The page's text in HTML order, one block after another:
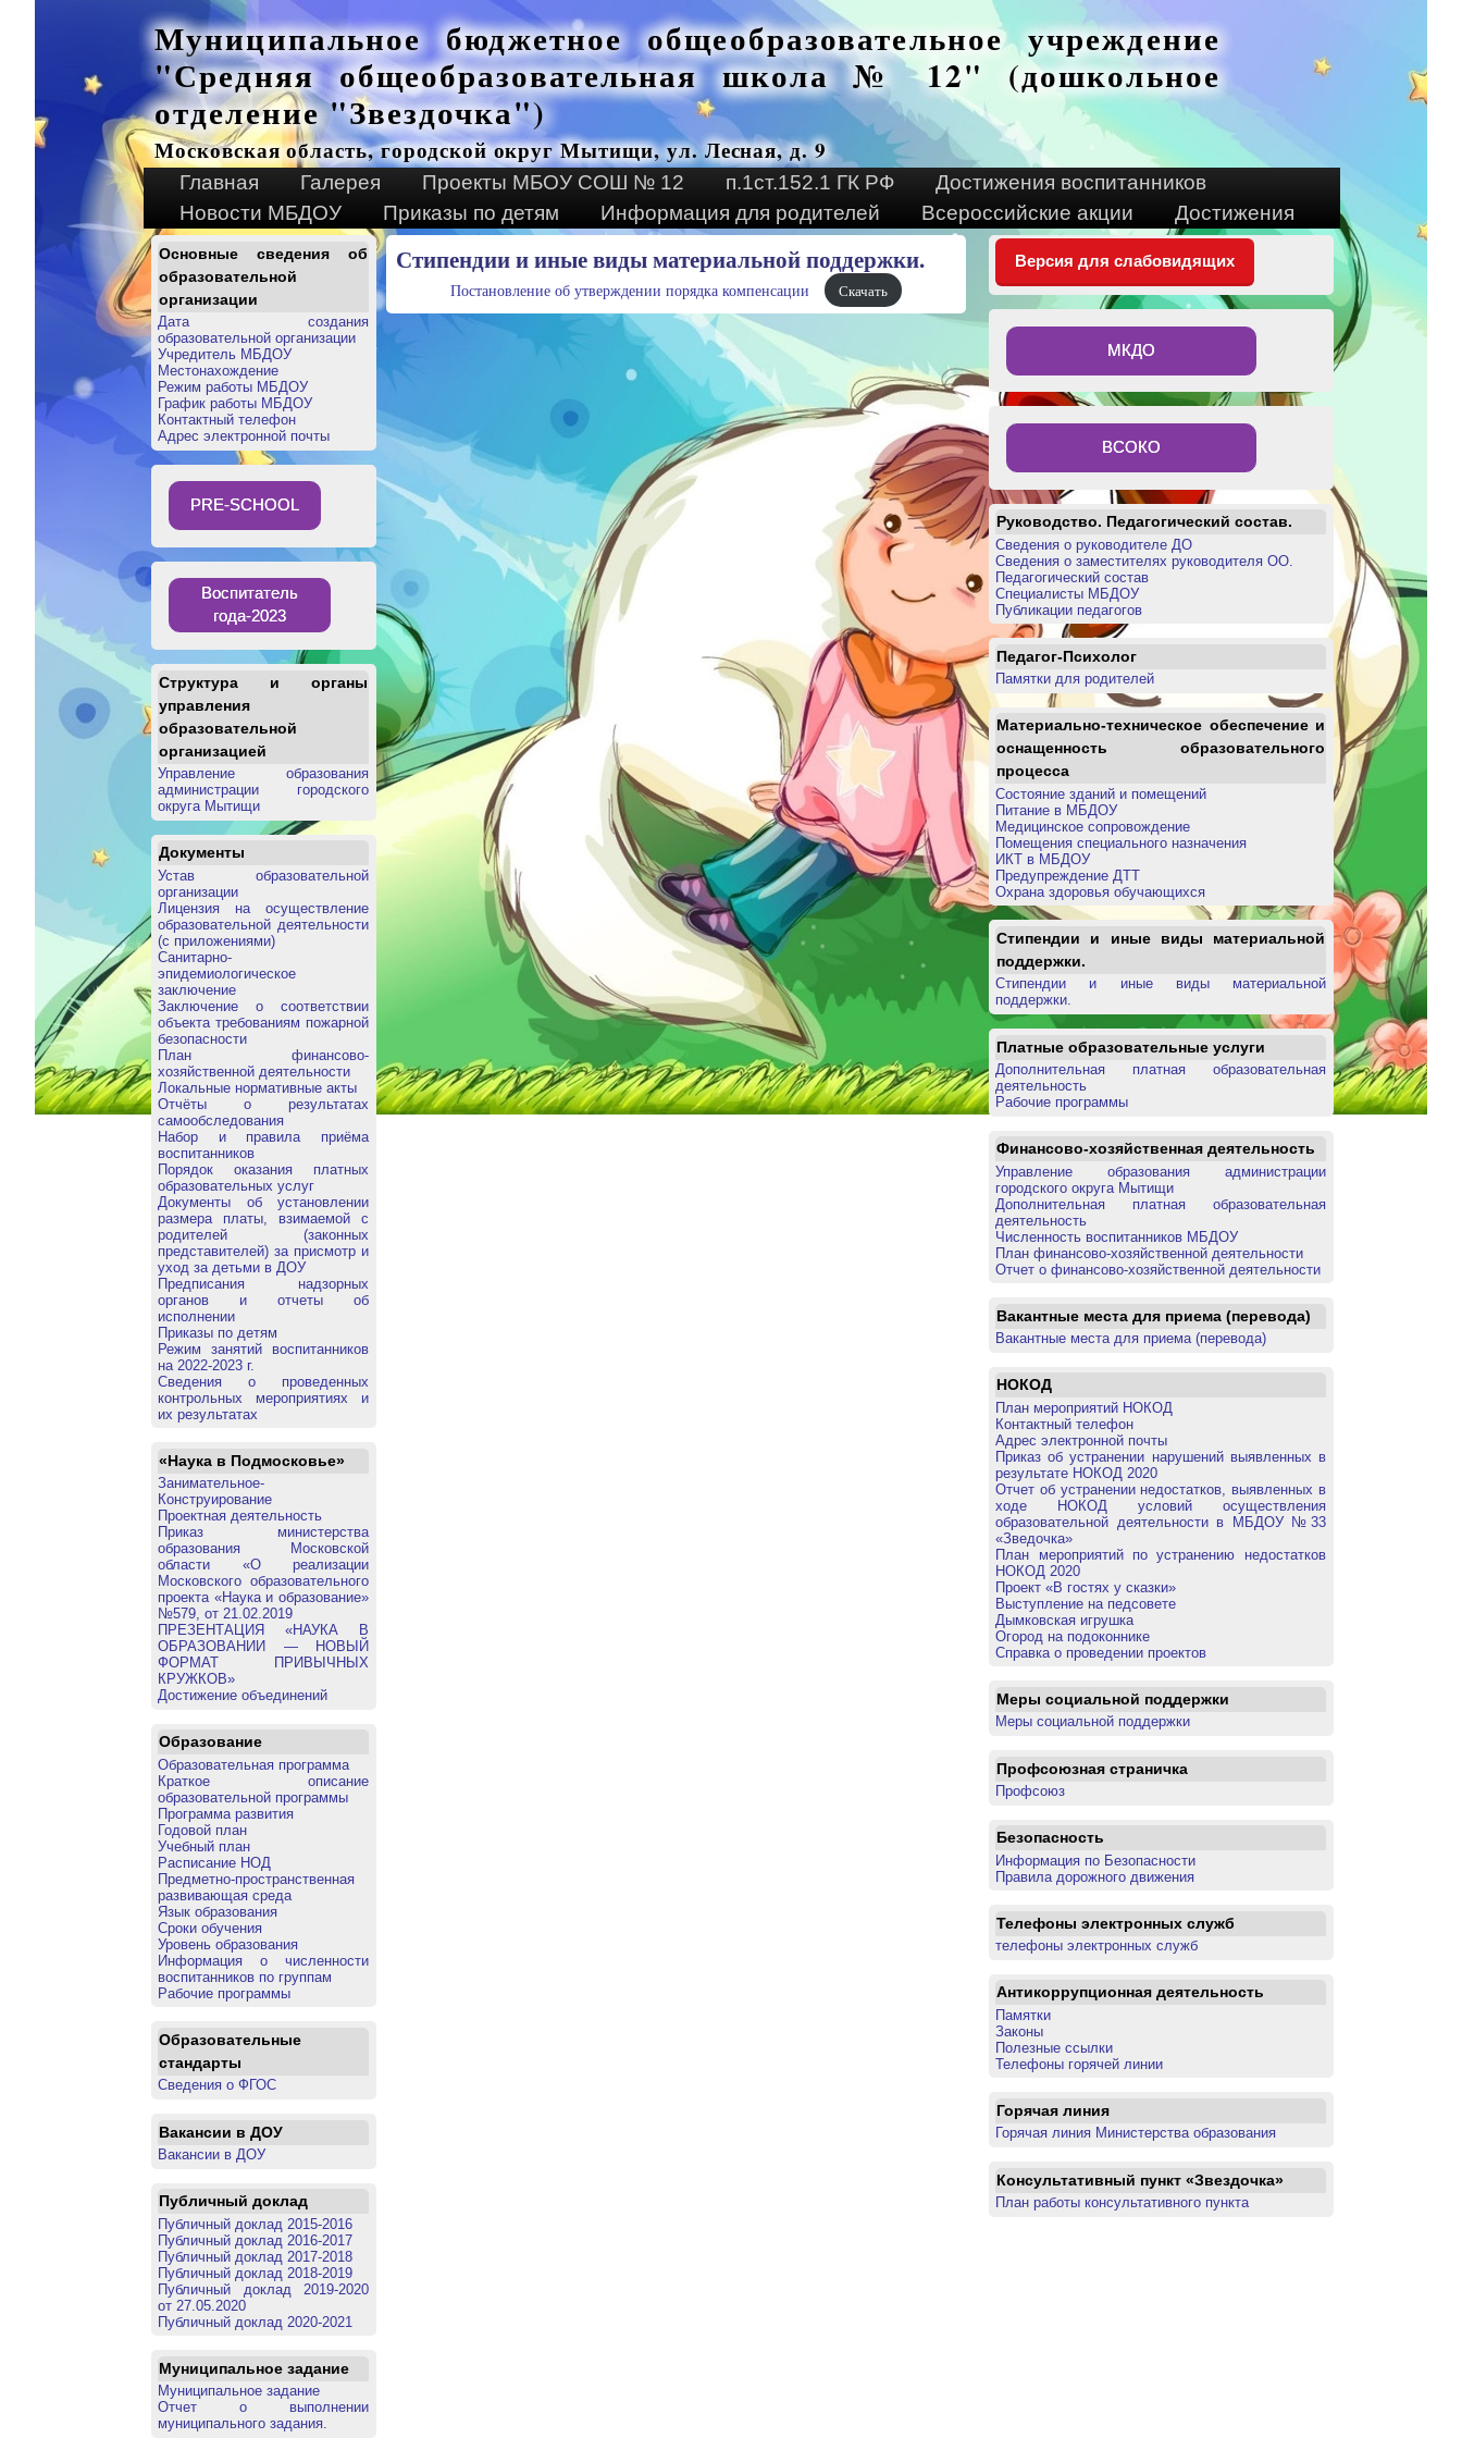
Муниципальное бюджетное общеобразовательное учреждение
"Средняя общеобразовательная школа № 12" (дошкольное
отделение "Звездочка")
Московская область, городской округ Мытищи, ул. Лесная, д. 9
Главная Галерея Проекты МБОУ СОШ № 12 п.1ст.152.1 ГК РФ
Достижения воспитанников
Новости МБДОУ
Приказы по детям Информация для родителей Всероссийские акции Достижения
Основные сведения об
образовательной
организации
Дата создания
образовательной организации
Учредитель МБДОУ
Местонахождение
Режим работы МБДОУ
График работы МБДОУ
Контактный телефон
Адрес электронной почты
PRE-SCHOOL
Воспитатель
года-2023
Структура и органы
управления
образовательной
организацией
Управление образования
администрации городского
округа Мытищи
Документы
Устав образовательной
организации
Лицензия на осуществление
образовательной деятельности
(с приложениями)
Санитарно-
эпидемиологическое
заключение
Заключение о соответствии
объекта требованиям пожарной
безопасности
План финансово-
хозяйственной деятельности
Локальные нормативные акты
Отчёты о результатах
самообследования
Набор и правила приёма
воспитанников
Порядок оказания платных
образовательных услуг
Документы об установлении
размера платы, взимаемой с
родителей (законных
представителей) за присмотр и
уход за детьми в ДОУ
Предписания надзорных
органов и отчеты об
исполнении
Приказы по детям
Режим занятий воспитанников
на 2022-2023 г.
Сведения о проведенных
контрольных мероприятиях и
их результатах
«Наука в Подмосковье»
Занимательное-
Конструирование
Проектная деятельность
Приказ министерства
образования Московской
области «О реализации
Московского образовательного
проекта «Наука и образование»
№579, от 21.02.2019
ПРЕЗЕНТАЦИЯ «НАУКА В
ОБРАЗОВАНИИ — НОВЫЙ
ФОРМАТ ПРИВЫЧНЫХ
КРУЖКОВ»
Достижение объединений
Образование
Образовательная программа
Краткое описание
образовательной программы
Программа развития
Годовой план
Учебный план
Расписание НОД
Предметно-пространственная
развивающая среда
Язык образования
Сроки обучения
Уровень образования
Информация о численности
воспитанников по группам
Рабочие программы
Образовательные
стандарты
Сведения о ФГОС
Вакансии в ДОУ
Вакансии в ДОУ
Публичный доклад
Публичный доклад 2015-2016
Публичный доклад 2016-2017
Публичный доклад 2017-2018
Публичный доклад 2018-2019
Публичный доклад 2019-2020
от 27.05.2020
Публичный доклад 2020-2021
Муниципальное задание
Муниципальное задание
Отчет о выполнении
муниципального задания.
Стипендии и иные виды материальной поддержки.
Постановление об утверждении порядка компенсации Скачать
Версия для слабовидящих
МКДО
ВСОКО
Руководство. Педагогический состав.
Сведения о руководителе ДО
Сведения о заместителях руководителя ОО.
Педагогический состав
Специалисты МБДОУ
Публикации педагогов
Педагог-Психолог
Памятки для родителей
Материально-техническое обеспечение и
оснащенность образовательного
процесса
Состояние зданий и помещений
Питание в МБДОУ
Медицинское сопровождение
Помещения специального назначения
ИКТ в МБДОУ
Предупреждение ДТТ
Охрана здоровья обучающихся
Стипендии и иные виды материальной
поддержки.
Стипендии и иные виды материальной
поддержки.
Платные образовательные услуги
Дополнительная платная образовательная
деятельность
Рабочие программы
Финансово-хозяйственная деятельность
Управление образования администрации
городского округа Мытищи
Дополнительная платная образовательная
деятельность
Численность воспитанников МБДОУ
План финансово-хозяйственной деятельности
Отчет о финансово-хозяйственной деятельности
Вакантные места для приема (перевода)
Вакантные места для приема (перевода)
НОКОД
План мероприятий НОКОД
Контактный телефон
Адрес электронной почты
Приказ об устранении нарушений выявленных в
результате НОКОД 2020
Отчет об устранении недостатков, выявленных в
ходе НОКОД условий осуществления
образовательной деятельности в МБДОУ №33
«Зведочка»
План мероприятий по устранению недостатков
НОКОД 2020
Проект «В гостях у сказки»
Выступление на педсовете
Дымковская игрушка
Огород на подоконнике
Справка о проведении проектов
Меры социальной поддержки
Меры социальной поддержки
Профсоюзная страничка
Профсоюз
Безопасность
Информация по Безопасности
Правила дорожного движения
Телефоны электронных служб
телефоны электронных служб
Антикоррупционная деятельность
Памятки
Законы
Полезные ссылки
Телефоны горячей линии
Горячая линия
Горячая линия Министерства образования
Консультативный пункт «Звездочка»
План работы консультативного пункта